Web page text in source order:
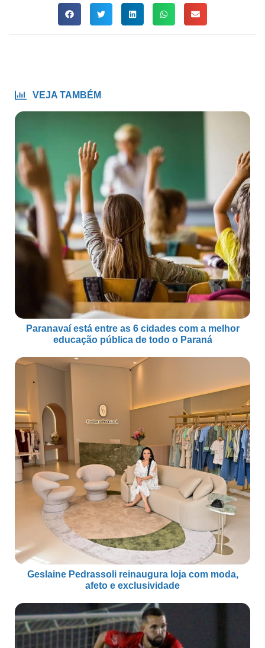
VEJA TAMBÉM
Paranavaí está entre as 6 cidades com a melhor
educação pública de todo o Paraná
Geslaine Pedrassoli reinaugura loja com moda,
afeto e exclusividade